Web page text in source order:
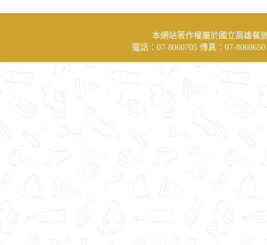
本網站著作權屬於國立高雄餐
電話：07-8060705 傳真：07-